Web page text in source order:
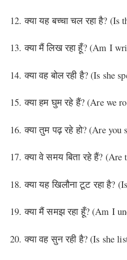
12. क्या यह बच्चा चल रहा है? (Is
13. क्या मैं लिख रहा हूँ? (Am I
14. क्या वह बोल रही है? (Is she
15. क्या हम घुम रहे हैं? (Are we
16. क्या तुम पढ़ रहे हो? (Are you
17. क्या वे समय बिता रहे हैं?
18. क्या यह खिलौना टूट रहा है?
19. क्या मैं समझ रहा हूँ? (Am I
20. क्या वह सुन रही है? (Is she